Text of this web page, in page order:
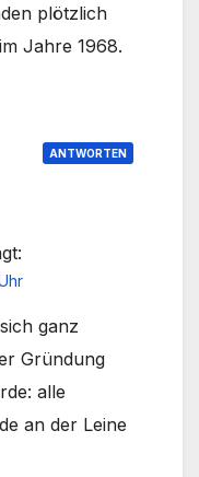
plötzlich
Jahre 1968.
ANTWORTEN
ganz
Gründung
alle
an der Leine